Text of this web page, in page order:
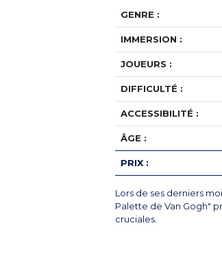
GENRE :
IMMERSION :
JOUEURS :
DIFFICULTÉ :
ACCESSIBILITÉ :
ÂGE :
PRIX :
Lors de ses derniers
Palette de Van Gogh"
cruciales.